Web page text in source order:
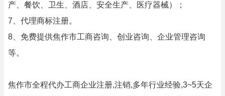
产、餐饮、卫生、酒店、安全生产、医疗器械）；
7、代理商标注册。
8、免费提供焦作市工商咨询、创业咨询、企业管理咨询
等。
焦作市全程代办工商企业注册,注销,多年行业经验,3~5天企